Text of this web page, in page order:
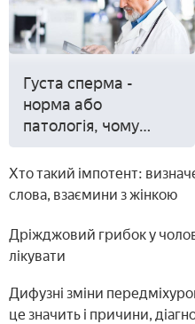
Густа сперма -
норма або
патологія, чому
підвищується
в'язкість і
з'являються грудки,
Хто такий імпотент:
слова, взаємини з жінкою
Дріжджовий грибок у
лікувати
Дифузні зміни
це значить і причини,